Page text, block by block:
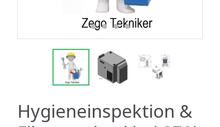
Hygieneinspektion &